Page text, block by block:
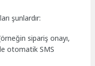
şunlardır:
sipariş onayı,
otomatik SMS